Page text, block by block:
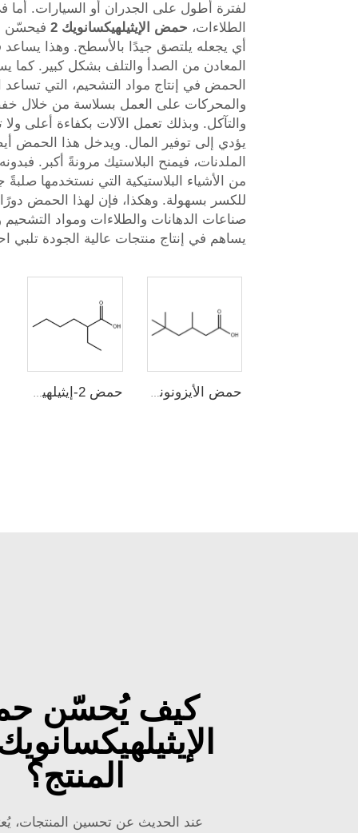
لفترة أطول على الجدران أو السيارات. أما
الطلاءات، حمض الإيثيلهيكسانويك 2
فيحسّن
أي يجعله يلتصق جيدًا بالأسطح. وهذا
المعادن من الصدأ والتلف بشكل كبير. كما
الحمض في إنتاج مواد التشحيم، التي تساعد
والمحركات على العمل بسلاسة من خلال
والتآكل. وبذلك تعمل الآلات بكفاءة أعلى
يؤدي إلى توفير المال. ويدخل هذا الحمض
الملدنات، فيمنح البلاستيك مرونةً أكبر.
من الأشياء البلاستيكية التي نستخدمها
للكسر بسهولة. وهكذا، فإن لهذا الحمض
صناعات الدهانات والطلاءات ومواد التشحيم
يساهم في إنتاج منتجات عالية الجودة تلبي
حمض الأيزونونانيك (حمض 3,5,5-تريميثيلهكسانويك) حمض 2-إيثيلهيكسانويك (2-EHA)
كيف يُحسّن
المنتج؟
عند الحديث عن تحسين المنتجات،